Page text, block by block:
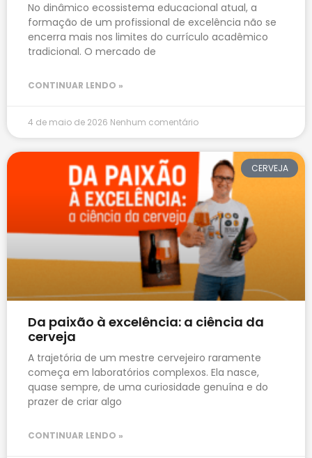
No dinâmico ecossistema educacional atual, a
formação de um profissional de excelência não se
encerra mais nos limites do currículo acadêmico
tradicional. O mercado de
CONTINUAR LENDO »
4 de maio de 2026 Nenhum comentário
CERVEJA
Da paixão à excelência: a ciência da
cerveja
A trajetória de um mestre cervejeiro raramente
começa em laboratórios complexos. Ela nasce,
quase sempre, de uma curiosidade genuína e do
prazer de criar algo
CONTINUAR LENDO »